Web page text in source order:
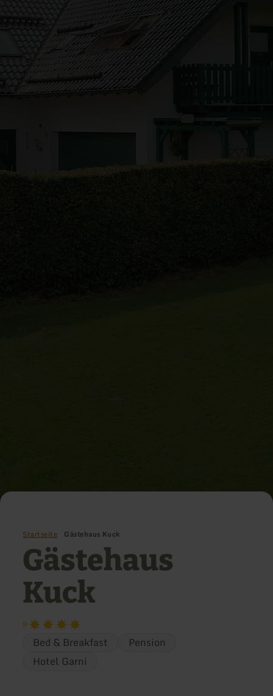
Startseite Gästehaus Kuck
Gästehaus
Kuck
P
Bed & Breakfast
Pension
Hotel Garni